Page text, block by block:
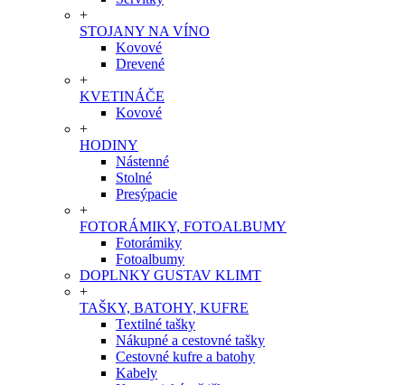
+
STOJANY NA VÍNO
Kovové
Drevené
+
KVETINÁČE
Kovové
+
HODINY
Nástenné
Stolné
Presýpacie
+
FOTORÁMIKY, FOTOALBUMY
Fotorámiky
Fotoalbumy
DOPLNKY GUSTAV KLIMT
+
TAŠKY, BATOHY, KUFRE
Textilné tašky
Nákupné a cestovné tašky
Cestovné kufre a batohy
Kabely